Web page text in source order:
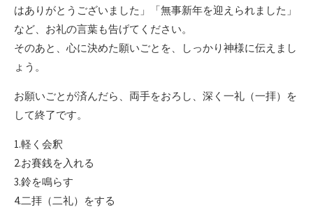
はありがとうございました」「無事新年を迎えられました」
など、お礼の言葉も告げてください。
そのあと、心に決めた願いごとを、しっかり神様に伝えまし
ょう。
お願いごとが済んだら、両手をおろし、深く一礼（一拝）を
して終了です。
1.軽く会釈
2.お賽銭を入れる
3.鈴を鳴らす
4.二拝（二礼）をする